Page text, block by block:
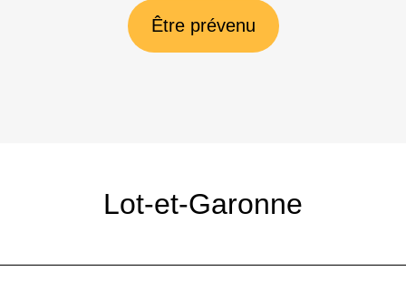
Être prévenu
Lot-et-Garonne